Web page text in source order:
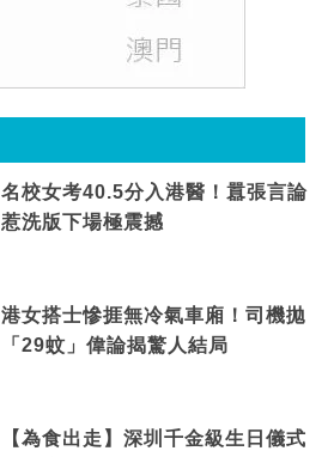
名校女考40.5分入港醫！囂張言論
惹洗版下場極震撼
港女搭士慘捱無冷氣車廂！司機拋
「29蚊」偉論揭驚人結局
【為食出走】深圳千金級生日儀式